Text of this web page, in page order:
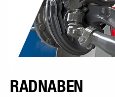
RAD­NABEN